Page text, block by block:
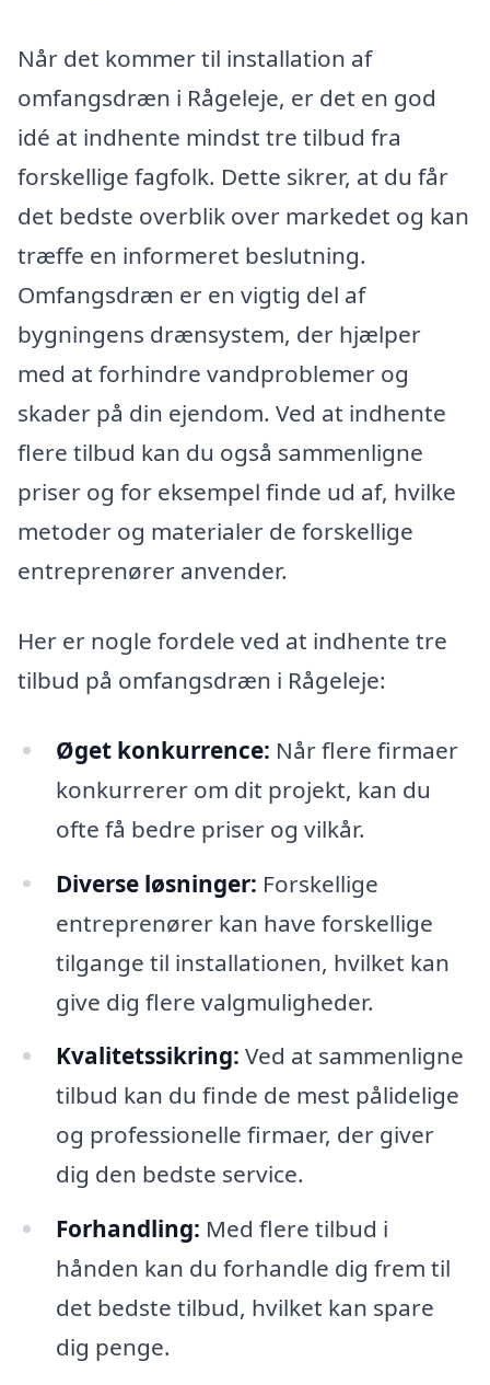
Når det kommer til installation af
omfangsdræn i Rågeleje, er det en god
idé at indhente mindst tre tilbud fra
forskellige fagfolk. Dette sikrer, at du får
det bedste overblik over markedet og kan
træffe en informeret beslutning.
Omfangsdræn er en vigtig del af
bygningens drænsystem, der hjælper
med at forhindre vandproblemer og
skader på din ejendom. Ved at indhente
flere tilbud kan du også sammenligne
priser og for eksempel finde ud af, hvilke
metoder og materialer de forskellige
entreprenører anvender.
Her er nogle fordele ved at indhente tre
tilbud på omfangsdræn i Rågeleje:
Øget konkurrence: Når flere firmaer
konkurrerer om dit projekt, kan du
ofte få bedre priser og vilkår.
Diverse løsninger: Forskellige
entreprenører kan have forskellige
tilgange til installationen, hvilket kan
give dig flere valgmuligheder.
Kvalitetssikring: Ved at sammenligne
tilbud kan du finde de mest pålidelige
og professionelle firmaer, der giver
dig den bedste service.
Forhandling: Med flere tilbud i
hånden kan du forhandle dig frem til
det bedste tilbud, hvilket kan spare
dig penge.